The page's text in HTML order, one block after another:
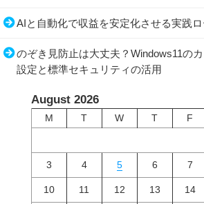
AIと自動化で収益を安定化させる実践
のぞき見防止は大丈夫？Windows11の
設定と標準セキュリティの活用
August 2026
M T W T F
3 4 5 6 7
10 11 12 13 14